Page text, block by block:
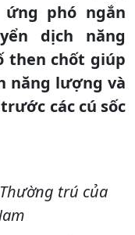
ứng phó ngắn
dịch năng
then chốt giúp
năng lượng và
các cú sốc
trú của